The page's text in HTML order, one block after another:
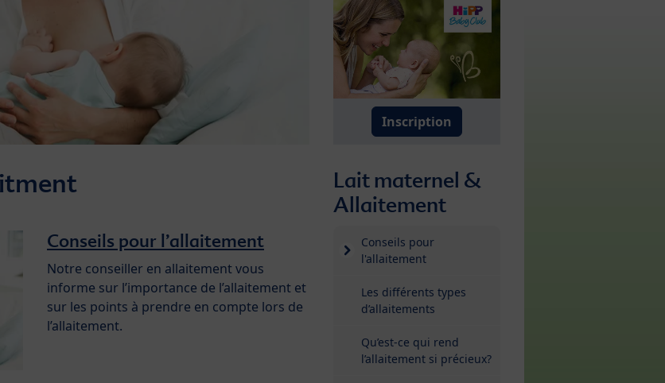
Conseils pour l’allaitement
Notre conseiller en allaitement vous
informe sur l’importance de l’allaitement et
sur les points à prendre en compte lors de
l’allaitement.
Inscription
Lait maternel &
Allaitement
Conseils pour
l'allaitement
Les différents types
d’allaitements
Qu’est-ce qui rend
l’allaitement si précieux?